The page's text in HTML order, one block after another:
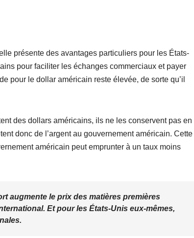
présente des avantages particuliers pour les États-
pour faciliter les échanges commerciaux et payer
pour le dollar américain reste élevée, de sorte qu’il
des dollars américains, ils ne les conservent pas en
donc de l’argent au gouvernement américain. Cette
américain peut emprunter à un taux moins
augmente le prix des matières premières
Et pour les États-Unis eux-mêmes,